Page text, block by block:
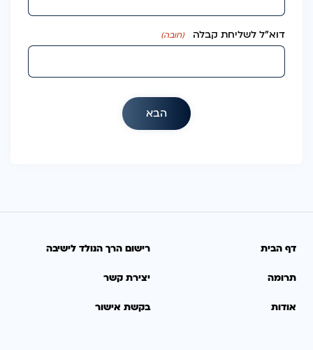
דוא״ל לשליחת קבלה (חובה)
דף הבית רישום הרך הנולד לישיבה
תרומה יצירת קשר
אודות בקשת אישור